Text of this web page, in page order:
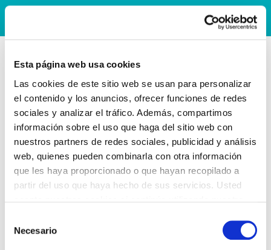
Esta página web usa cookies
Las cookies de este sitio web se usan para personalizar
el contenido y los anuncios, ofrecer funciones de redes
sociales y analizar el tráfico. Además, compartimos
información sobre el uso que haga del sitio web con
nuestros partners de redes sociales, publicidad y análisis
web, quienes pueden combinarla con otra información
que les haya proporcionado o que hayan recopilado a
partir del uso que haya hecho de sus servicios. Usted
Necesario